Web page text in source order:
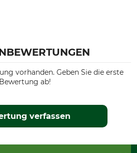
vorhanden. Geben Sie die erste
Bewertung ab!
verfassen